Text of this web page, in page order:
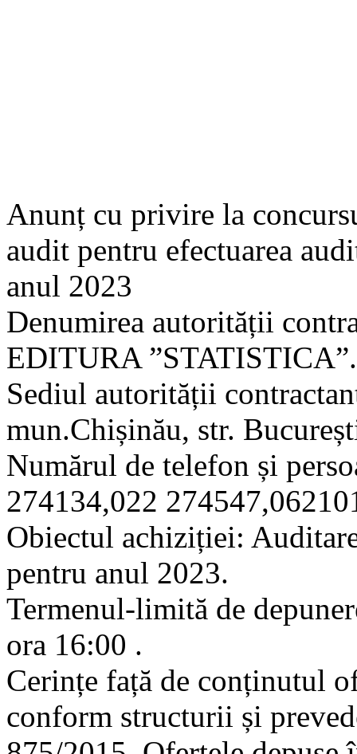
Anunț cu privire la
audit pentru efectuarea
anul 2023
Denumirea autorității
EDITURA ”STATISTICA”.
Sediul autorității
mun.Chișinău, str.
Numărul de telefon și
274134,022
Obiectul achiziției:
pentru anul 2023.
Termenul-limită de
ora 16:00 .
Cerințe față de conținutul
conform structurii și